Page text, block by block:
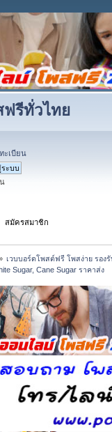
ฟรีทั่วไทย
ะเบียน
สมัครสมาชิก
เวบบอร์ดโพสต์ฟรี โพสง่าย รอง
Sugar, Cane Sugar ราคาส่ง